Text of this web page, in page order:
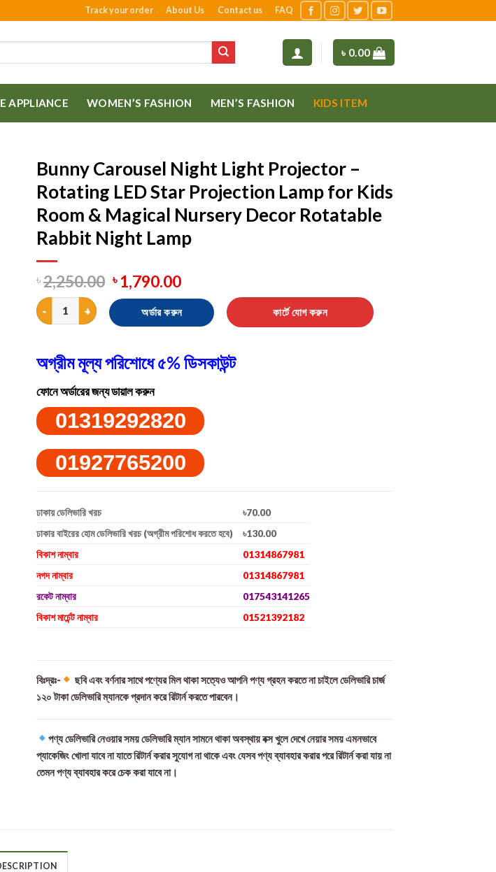
Track your order About Us Contact us FAQ
৳ 0.00
APPLIANCE WOMEN’S FASHION MEN’S FASHION KIDS ITEM
Bunny Carousel Night Light Projector –
Rotating LED Star Projection Lamp for Kids
Room & Magical Nursery Decor Rotatable
Rabbit Night Lamp
৳2,250.00 ৳ 1,790.00
Bunny Carousel Night Light Projector – Rotating LED Star Projection Lamp for Kids Room &
অর্ডার করুন কার্টে যোগ করুন
অগ্রীম মূল্য পরিশোধে ৫% ডিসকাউন্ট
ফোনে অর্ডারের জন্য ডায়াল করুন
01319292820
01927765200
ঢাকায় ডেলিভারি খরচ
৳70.00
ঢাকার বাইরের হোম ডেলিভারি খরচ (অগ্রীম পরিশোধ করতে হবে)
৳130.00
বিকাশ নাম্বার
01314867981
নগদ নাম্বার
01314867981
রকেট নাম্বার
017543141265
বিকাশ মার্চেন্ট নাম্বার
01521392182
বিঃদ্রঃ-
ছবি এবং বর্ণনার সাথে পণ্যের মিল থাকা সত্যেও আপনি পণ্য গ্রহন করতে না চাইলে ডেলিভারি চার্জ
১২০ টাকা ডেলিভারি ম্যানকে প্রদান করে রিটার্ন করতে পারবেন।
পণ্য ডেলিভারি নেওয়ার সময় ডেলিভারি ম্যান সামনে থাকা অবস্থায় বক্স খুলে দেখে নেয়ার সময় এমনভাবে
প্যাকেজিং খোলা যাবে না যাতে রিটার্ন করার সুযোগ না থাকে এবং যেসব পণ্য ব্যাবহার করার পরে রিটার্ন করা যায় না
তেমন পণ্য ব্যাবহার করে চেক করা যাবে না।